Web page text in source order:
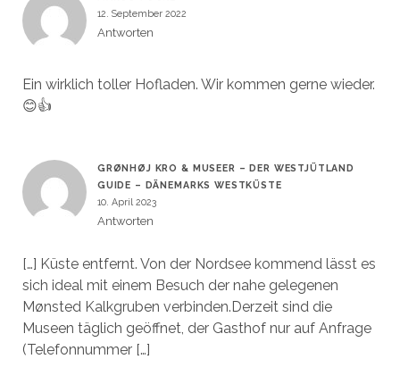
12. September 2022
Antworten
Ein wirklich toller Hofladen. Wir kommen gerne wieder.
😊👍
GRØNHØJ KRO & MUSEER – DER WESTJÜTLAND
GUIDE – DÄNEMARKS WESTKÜSTE
10. April 2023
Antworten
[…] Küste entfernt. Von der Nordsee kommend lässt es
sich ideal mit einem Besuch der nahe gelegenen
Mønsted Kalkgruben verbinden.Derzeit sind die
Museen täglich geöffnet, der Gasthof nur auf Anfrage
(Telefonnummer […]